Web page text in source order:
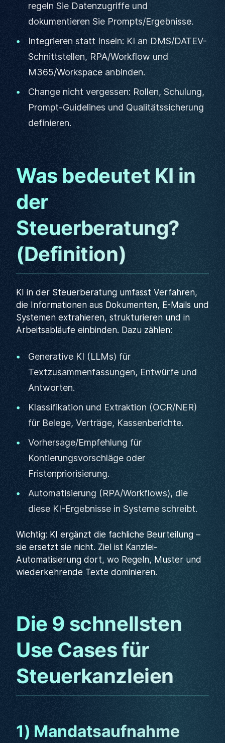
regeln Sie Datenzugriffe und
dokumentieren Sie Prompts/Ergebnisse.
Integrieren statt Inseln: KI an DMS/DATEV-
Schnittstellen, RPA/Workflow und
M365/Workspace anbinden.
Change nicht vergessen: Rollen, Schulung,
Prompt-Guidelines und Qualitätssicherung
definieren.
Was bedeutet KI in
der
Steuerberatung?
(Definition)
KI in der Steuerberatung umfasst Verfahren,
die Informationen aus Dokumenten, E-Mails und
Systemen extrahieren, strukturieren und in
Arbeitsabläufe einbinden. Dazu zählen:
Generative KI (LLMs) für
Textzusammenfassungen, Entwürfe und
Antworten.
Klassifikation und Extraktion (OCR/NER)
für Belege, Verträge, Kassenberichte.
Vorhersage/Empfehlung für
Kontierungsvorschläge oder
Fristenpriorisierung.
Automatisierung (RPA/Workflows), die
diese KI-Ergebnisse in Systeme schreibt.
Wichtig: KI ergänzt die fachliche Beurteilung –
sie ersetzt sie nicht. Ziel ist Kanzlei-
Automatisierung dort, wo Regeln, Muster und
wiederkehrende Texte dominieren.
Die 9 schnellsten
Use Cases für
Steuerkanzleien
1) Mandatsaufnahme